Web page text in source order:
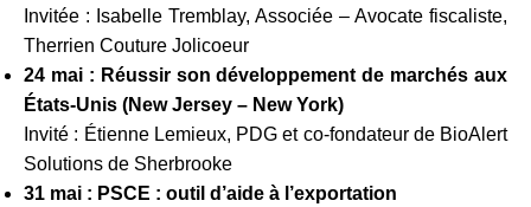
Invitée : Isabelle Tremblay, Associée – Avocate fiscaliste,
Therrien Couture Jolicoeur
24 mai : Réussir son développement de marchés aux
États-Unis (New Jersey – New York)
Invité : Étienne Lemieux, PDG et co-fondateur de BioAlert
Solutions de Sherbrooke
31 mai : PSCE : outil d’aide à l’exportation